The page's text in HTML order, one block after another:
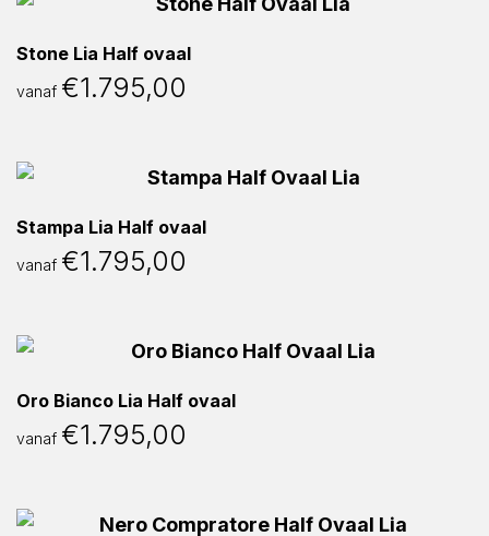
Stone Lia Half ovaal
vanaf €1.795,00
Stampa Lia Half ovaal
vanaf €1.795,00
Oro Bianco Lia Half ovaal
vanaf €1.795,00